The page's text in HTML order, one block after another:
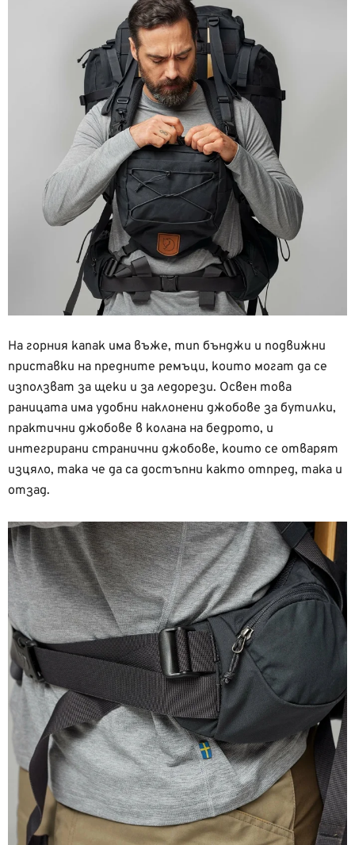
На горния капак има въже, тип бънджи и подвижни
приставки на предните ремъци, които могат да се
използват за щеки и за ледорези. Освен това
раницата има удобни наклонени джобове за бутилки,
практични джобове в колана на бедрото, и
интегрирани странични джобове, които се отварят
изцяло, така че да са достъпни както отпред, така и
отзад.